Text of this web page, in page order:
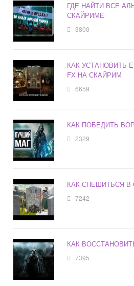
ГДЕ НАЙТИ ВСЕ
СКАЙРИМЕ
3800
КАК УСТАНОВИТЬ
FX НА СКАЙРИМ
6659
КАК ПОБЕДИТЬ
2329
КАК СПЕШИТЬСЯ В
7242
КАК
7395